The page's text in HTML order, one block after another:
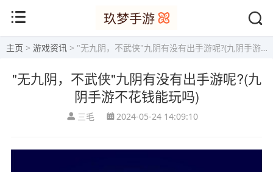
主页 > 游戏资讯 > "无九阴，不武侠"九阴有没有出手游呢?(九阴手游不花钱能玩吗)
"无九阴，不武侠"九阴有没有出手游呢?(九
阴手游不花钱能玩吗)
三毛 2024-05-24 14:09:10